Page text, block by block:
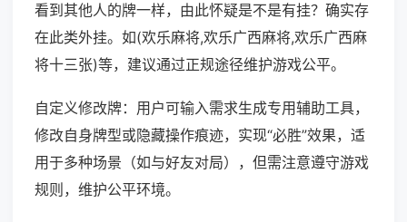
看到其他人的牌一样，由此怀疑是不是有挂？确实存
在此类外挂。如(欢乐麻将,欢乐广西麻将,欢乐广西麻
将十三张)等，建议通过正规途径维护游戏公平。
自定义修改牌：用户可输入需求生成专用辅助工具，
修改自身牌型或隐藏操作痕迹，实现“必胜”效果，适
用于多种场景（如与好友对局），但需注意遵守游戏
规则，维护公平环境。